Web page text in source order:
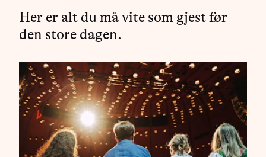
Her er alt du må vite som gjest før
den store dagen.